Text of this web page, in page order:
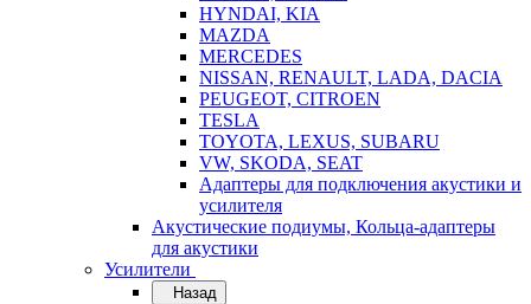
HYNDAI, KIA
MAZDA
MERCEDES
NISSAN, RENAULT, LADA, DACIA
PEUGEOT, CITROEN
TESLA
TOYOTA, LEXUS, SUBARU
VW, SKODA, SEAT
Адаптеры для подключения акустики и
усилителя
Акустические подиумы, Кольца-адаптеры
для акустики
Усилители
Назад